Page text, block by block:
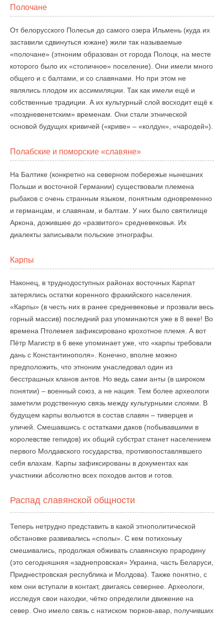
Полочане
От белорусского Полесья до самого озера Ильмень (куда их
заставили сдвинуться южане) жили так называемые
«полочане» (этноним образован от города Полоцк, на месте
которого было их «столичное» поселение). Они имели много
общего и с балтами, и со славянами. Но при этом не
являлись плодом их ассимиляции. Так как имели ещё и
собственные традиции. А их культурный слой восходит ещё к
«поздневенетским» временам. Они стали этнической
основой будущих кривичей («криве» – «колдун», «чародей»).
Полабские и поморские «славяне»
На Балтике (конкретно на северном побережье нынешних
Польши и восточной Германии) существовали племена
рыбаков с очень странным языком, понятным одновременно
и германцам, и славянам, и балтам. У них было святилище
Аркона, дожившее до «развитого» средневековья. Их
диалекты записывали польские этнографы.
Карпы
Наконец, в труднодоступных районах восточных Карпат
затерялись остатки коренного фракийского населения.
«Карпы» (в честь них в ранее средневековье и прозвали весь
горный массив) последний раз упоминаются уже в 8 веке! Во
времена Птолемея зафиксировано крохотное племя. А вот
Пётр Магистр в 6 веке упоминает уже, что «карпы требовали
дань с Константинополя». Конечно, вполне можно
предположить, что этноним унаследовал один из
бесстрашных кланов антов. Но ведь сами анты (в широком
понятии) – военный союз, а не нация. Тем более археологи
заметили родственную связь между культурными слоями. В
будущем карпы вольются в состав славян – тиверцев и
уличей. Смешавшись с остатками даков (побывавшими в
королевстве гепидов) их общий субстрат станет населением
первого Молдавского государства, противопоставлявшего
себя влахам. Карпы зафиксированы в документах как
участники абсолютно всех походов антов и готов.
Распад славянской общности
Теперь нетрудно представить в какой этнополитической
обстановке развивались «сполы». С кем потихоньку
смешивались, продолжая обживать славянскую прародину
(это сегодняшняя «заднепровская» Украина, часть Беларуси,
Приднестровская республика и Молдова). Также понятно, с
кем они вступали в контакт, двигаясь севернее. Археологи,
исследуя свои находки, чётко определили движение на
север. Оно имело связь с натиском тюрков-авар, получивших